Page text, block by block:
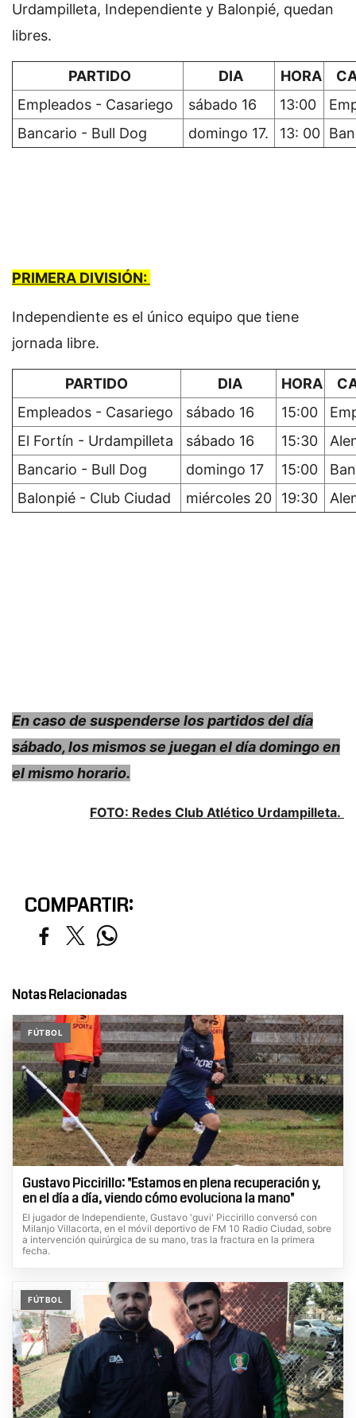
Urdampilleta, Independiente y Balonpié, quedan
libres.
PARTIDO DIA HORA
Empleados - Casariego
sábado 16 13:00
Bancario - Bull Dog
domingo 17. 13: 00
PRIMERA DIVISIÓN:
Independiente es el único equipo que tiene
jornada libre.
PARTIDO DIA HORA
Empleados - Casariego
sábado 16 15:00
El Fortín - Urdampilleta
sábado 16 15:30
Bancario - Bull Dog
domingo 17 15:00
Balonpié - Club Ciudad
miércoles 20 19:30
En caso de suspenderse los partidos del día
sábado, los mismos se juegan el día domingo en
el mismo horario.
FOTO: Redes Club Atlético Urdampilleta.
COMPARTIR:
Notas Relacionadas
FÚTBOL
Gustavo Piccirillo: "Estamos en plena recuperación y,
en el día a día, viendo cómo evoluciona la mano"
El jugador de Independiente, Gustavo 'guvi' Piccirillo conversó con
Milanjo Villacorta, en el móvil deportivo de FM 10 Radio Ciudad, sobre
a intervención quirúrgica de su mano, tras la fractura en la primera
fecha.
FÚTBOL